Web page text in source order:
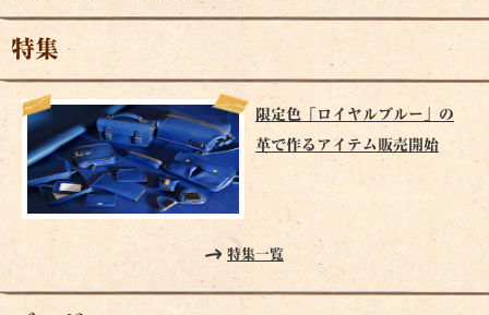
特集
限定色「ロイヤルブルー」の
革で作るアイテム販売開始
特集一覧